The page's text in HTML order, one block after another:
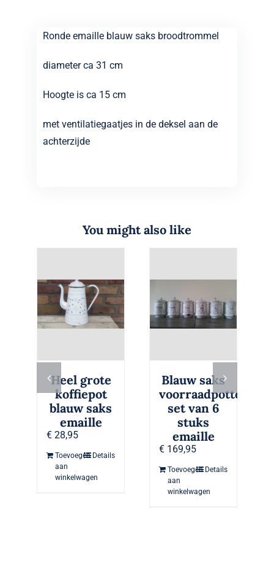
Ronde emaille blauw saks broodtrommel
diameter ca 31 cm
Hoogte is ca 15 cm
met ventilatiegaatjes in de deksel aan de
achterzijde
You might also like
Heel grote
koffiepot
blauw saks
emaille
€ 28,95
Toevoegen
aan
winkelwagen
Details
Blauw saks
voorraadpotten
set van 6
stuks
emaille
€ 169,95
Toevoegen
aan
winkelwagen
Details